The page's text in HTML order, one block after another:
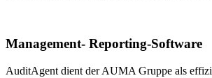
Management- Reporting-Software
AuditAgent dient der AUMA Gruppe als